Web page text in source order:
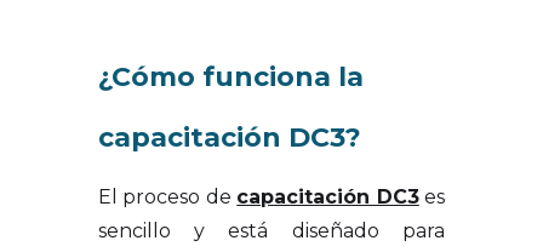
¿Cómo funciona la
capacitación DC3?
El proceso de capacitación DC3es
sencillo y está diseñado para